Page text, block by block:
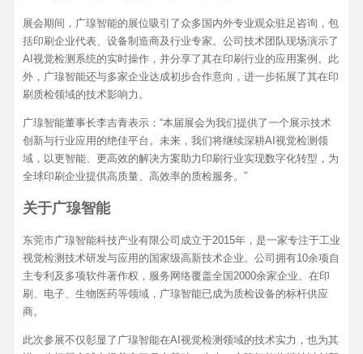
展会期间，广瑔智能的展位吸引了众多国内外专业观众驻足咨询，包
括印刷企业代表、设备制造商及行业专家。公司技术团队现场演示了
AI视觉检测系统的实时操作，并分享了其在印刷行业的应用案例。此
外，广瑔智能还与多家企业达成初步合作意向，进一步拓展了其在印
刷质检领域的技术影响力。
广瑔智能董事长李吉青表示：“本届展会为我们提供了一个展示技术
创新与行业应用的绝佳平台。未来，我们将继续深耕AI视觉检测领
域，以更智能、更高效的解决方案助力印刷行业实现数字化转型，为
全球印刷企业提供高质量、高效率的质检服务。”
关于广瑔智能
东莞市广瑔智能科技产业有限公司成立于2015年，是一家专注于工业
视觉检测技术研发与应用的国家级高新技术企业。公司拥有10余项自
主专利及多项软件著作权，服务网络覆盖全国2000余家企业。在印
刷、电子、生物医药等领域，广瑔智能已成为质检设备的标杆供应
商。
此次参展不仅彰显了广瑔智能在AI视觉检测领域的技术实力，也为其